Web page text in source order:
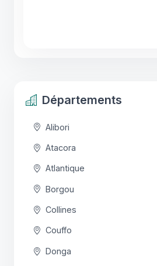
Départements
Alibori
Atacora
Atlantique
Borgou
Collines
Couffo
Donga